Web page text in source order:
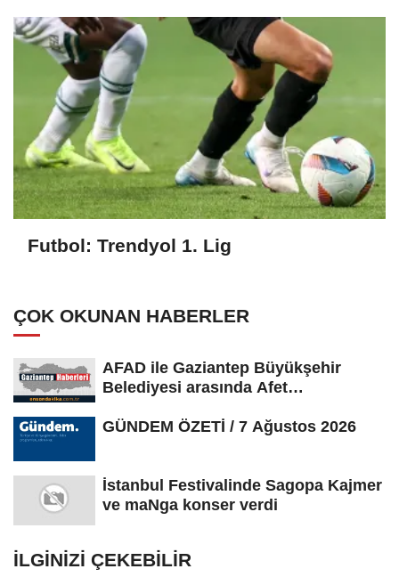
Futbol: Trendyol 1. Lig
ÇOK OKUNAN HABERLER
AFAD ile Gaziantep Büyükşehir
Belediyesi arasında Afet
GÜNDEM ÖZETİ / 7 Ağustos 2026
İstanbul Festivalinde Sagopa Kajmer
ve maNga konser verdi
İLGINIZI ÇEKEBILIR